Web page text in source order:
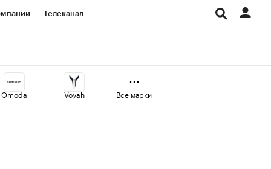
Телеканал
Проверка контрагентов
Omoda Voyah Все марки